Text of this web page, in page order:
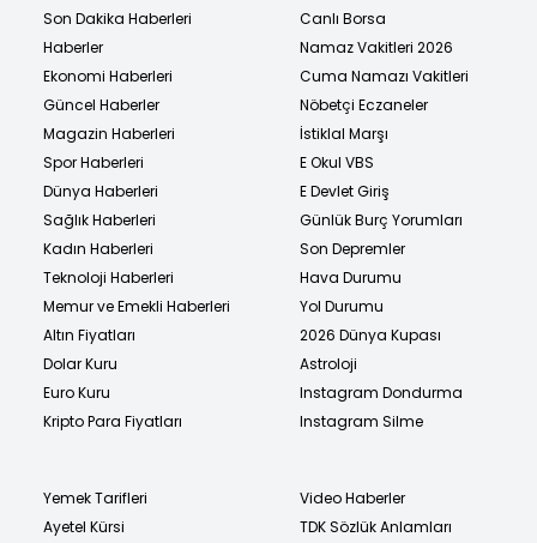
Son Dakika Haberleri
Haberler
Ekonomi Haberleri
Güncel Haberler
Magazin Haberleri
Spor Haberleri
Dünya Haberleri
Sağlık Haberleri
Kadın Haberleri
Teknoloji Haberleri
Memur ve Emekli Haberleri
Altın Fiyatları
Dolar Kuru
Euro Kuru
Kripto Para Fiyatları
Canlı Borsa
Namaz Vakitleri 2026
Cuma Namazı Vakitleri
Nöbetçi Eczaneler
İstiklal Marşı
E Okul VBS
E Devlet Giriş
Günlük Burç Yorumları
Son Depremler
Hava Durumu
Yol Durumu
2026 Dünya Kupası
Astroloji
Instagram Dondurma
Instagram Silme
Yemek Tarifleri
Ayetel Kürsi
Video Haberler
TDK Sözlük Anlamları